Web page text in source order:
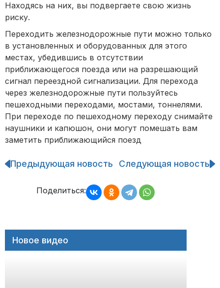
Находясь на них, вы подвергаете свою жизнь
риску.
Переходить железнодорожные пути можно только
в установленных и оборудованных для этого
местах, убедившись в отсутствии
приближающегося поезда или на разрешающий
сигнал переездной сигнализации. Для перехода
через железнодорожные пути пользуйтесь
пешеходными переходами, мостами, тоннелями.
При переходе по пешеходному переходу снимайте
наушники и капюшон, они могут помешать вам
заметить приближающийся поезд
Навигация
записям
Предыдующая новость Следующая новость
Поделиться:
Новое видео